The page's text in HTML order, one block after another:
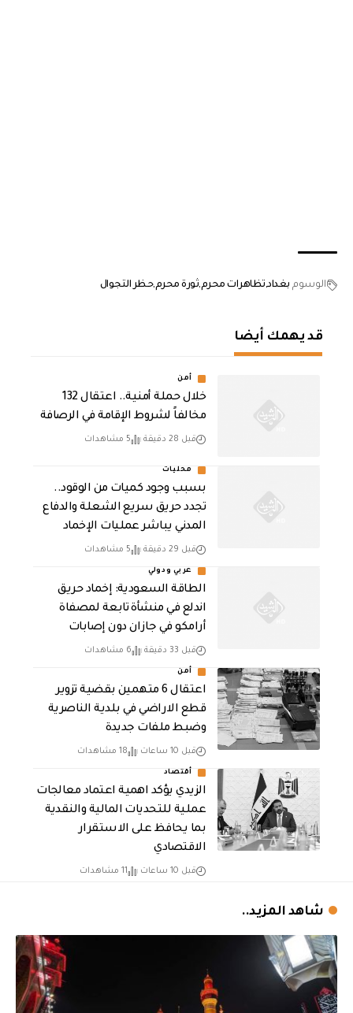
الوسوم بغداد تظاهرات محرمثورة محرمحظر التجوال
قد يهمك أيضا
أمن
خلال حملة أمنية.. اعتقال 132
مخالفاً لشروط الإقامة في الرصافة
قبل 28 دقيقة 5 مشاهدات
محليات
بسبب وجود كميات من الوقود..
تجدد حريق سريع الشعلة والدفاع
المدني يباشر عمليات الإخماد
قبل 29 دقيقة 5 مشاهدات
عربي ودولي
‏الطاقة السعودية: إخماد حريق
اندلع في منشأة تابعة لمصفاة
أرامكو في جازان دون إصابات
قبل 33 دقيقة 6 مشاهدات
أمن
اعتقال 6 متهمين بقضية تزوير
قطع الاراضي في بلدية الناصرية
وضبط ملفات جديدة
قبل 10 ساعات 18 مشاهدات
أقتصاد
الزيدي يؤكد اهمية اعتماد معالجات
عملية للتحديات المالية والنقدية
بما يحافظ على الاستقرار
الاقتصادي
قبل 10 ساعات 11 مشاهدات
شاهد المزيد..